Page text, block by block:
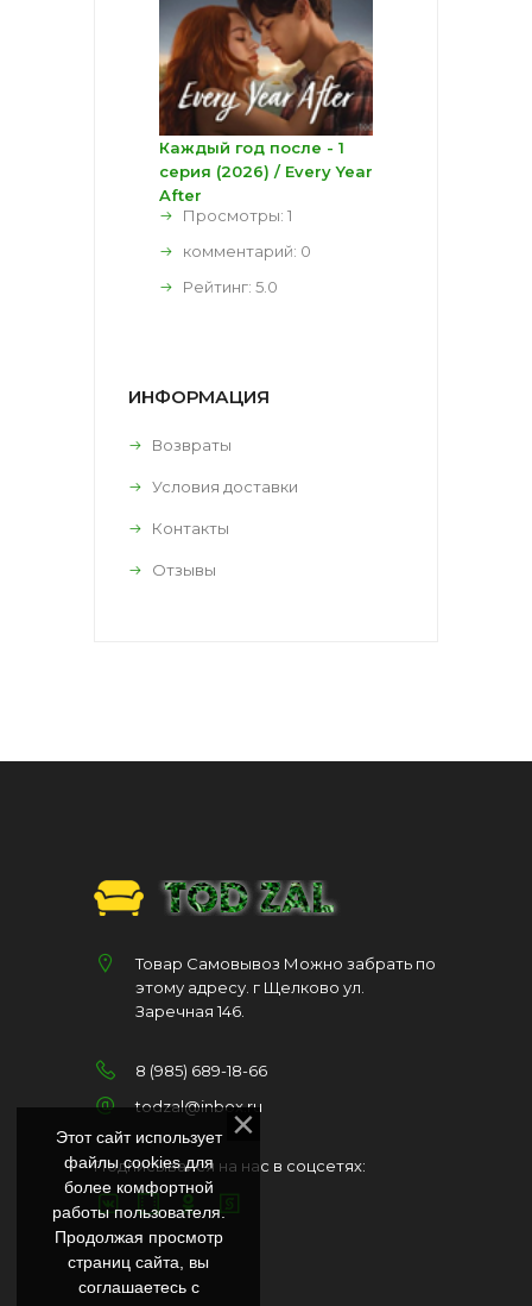
Каждый год после - 1
серия (2026) / Every Year
After
Просмотры: 1
комментарий: 0
Рейтинг: 5.0
ИНФОРМАЦИЯ
Возвраты
Условия доставки
Контакты
Отзывы
Товар Самовывоз Можно забрать по
этому адресу. г Щелково ул.
Заречная 146.
8 (985) 689-18-66
todzal@inbox.ru
Подписывайся на нас в соцсетях:
Этот сайт использует
файлы cookies для
более комфортной
работы пользователя.
Продолжая просмотр
страниц сайта, вы
соглашаетесь с